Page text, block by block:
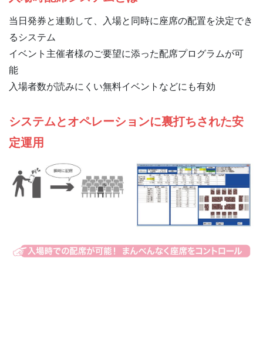
当日発券と連動して、入場と同時に座席の配置を決定でき
るシステム
イベント主催者様のご要望に添った配席プログラムが可
能
入場者数が読みにくい無料イベントなどにも有効
システムとオペレーションに裏打ちされた安
定運用